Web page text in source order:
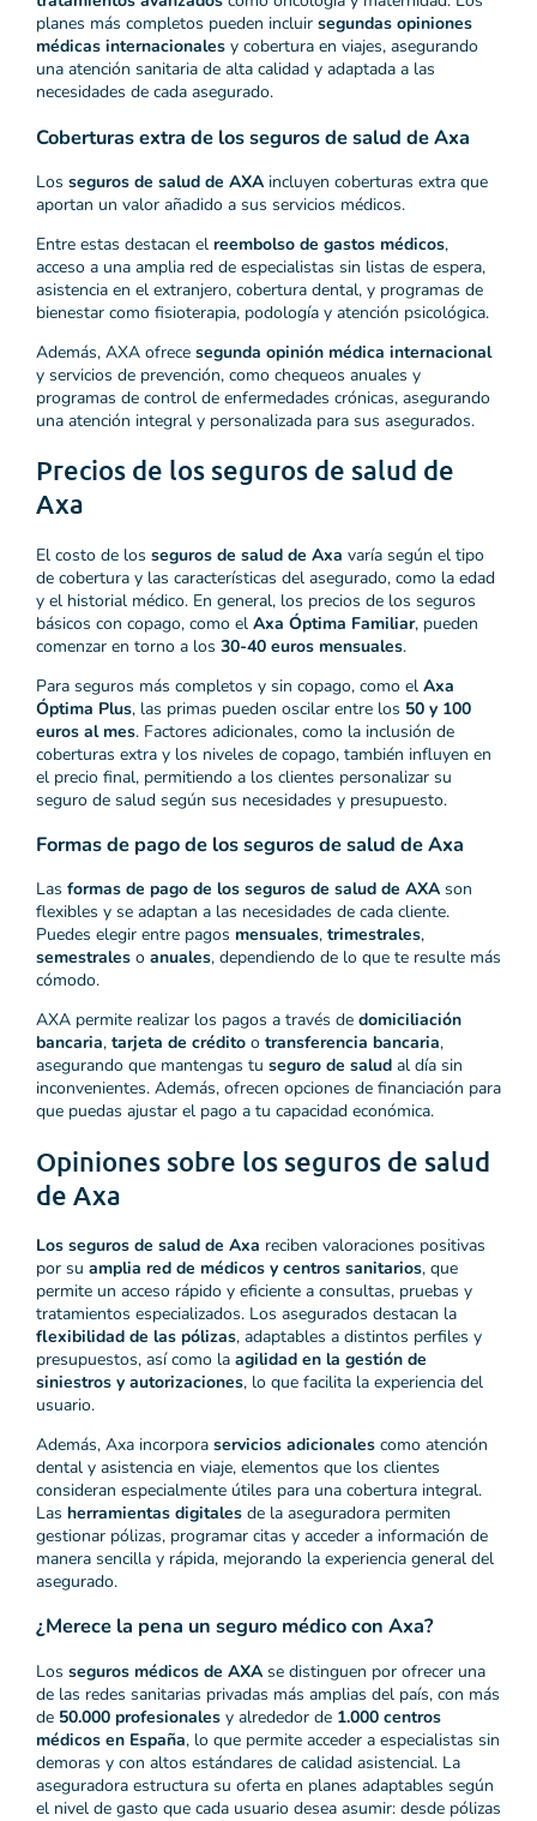
planes más completos pueden incluir segundas opiniones
médicas internacionales y cobertura en viajes, asegurando
una atención sanitaria de alta calidad y adaptada a las
necesidades de cada asegurado.
Coberturas extra de los seguros de salud de Axa
Los seguros de salud de AXA incluyen coberturas extra que
aportan un valor añadido a sus servicios médicos.
Entre estas destacan el reembolso de gastos médicos,
acceso a una amplia red de especialistas sin listas de espera,
asistencia en el extranjero, cobertura dental, y programas de
bienestar como fisioterapia, podología y atención psicológica.
Además, AXA ofrece segunda opinión médica internacional
y servicios de prevención, como chequeos anuales y
programas de control de enfermedades crónicas, asegurando
una atención integral y personalizada para sus asegurados.
Precios de los seguros de salud de
Axa
El costo de los seguros de salud de Axa varía según el tipo
de cobertura y las características del asegurado, como la edad
y el historial médico. En general, los precios de los seguros
básicos con copago, como el Axa Óptima Familiar, pueden
comenzar en torno a los 30-40 euros mensuales.
Para seguros más completos y sin copago, como el Axa
Óptima Plus, las primas pueden oscilar entre los 50 y 100
euros al mes. Factores adicionales, como la inclusión de
coberturas extra y los niveles de copago, también influyen en
el precio final, permitiendo a los clientes personalizar su
seguro de salud según sus necesidades y presupuesto.
Formas de pago de los seguros de salud de Axa
Las formas de pago de los seguros de salud de AXA son
flexibles y se adaptan a las necesidades de cada cliente.
Puedes elegir entre pagos mensuales, trimestrales,
semestrales o anuales, dependiendo de lo que te resulte más
cómodo.
AXA permite realizar los pagos a través de domiciliación
bancaria, tarjeta de crédito o transferencia bancaria,
asegurando que mantengas tu seguro de salud al día sin
inconvenientes. Además, ofrecen opciones de financiación para
que puedas ajustar el pago a tu capacidad económica.
Opiniones sobre los seguros de salud
de Axa
Los seguros de salud de Axa reciben valoraciones positivas
por su amplia red de médicos y centros sanitarios, que
permite un acceso rápido y eficiente a consultas, pruebas y
tratamientos especializados. Los asegurados destacan la
flexibilidad de las pólizas, adaptables a distintos perfiles y
presupuestos, así como la agilidad en la gestión de
siniestros y autorizaciones, lo que facilita la experiencia del
usuario.
Además, Axa incorpora servicios adicionales como atención
dental y asistencia en viaje, elementos que los clientes
consideran especialmente útiles para una cobertura integral.
Las herramientas digitales de la aseguradora permiten
gestionar pólizas, programar citas y acceder a información de
manera sencilla y rápida, mejorando la experiencia general del
asegurado.
¿Merece la pena un seguro médico con Axa?
Los seguros médicos de AXA se distinguen por ofrecer una
de las redes sanitarias privadas más amplias del país, con más
de 50.000 profesionales y alrededor de 1.000 centros
médicos en España, lo que permite acceder a especialistas sin
demoras y con altos estándares de calidad asistencial. La
aseguradora estructura su oferta en planes adaptables según
el nivel de gasto que cada usuario desea asumir: desde pólizas